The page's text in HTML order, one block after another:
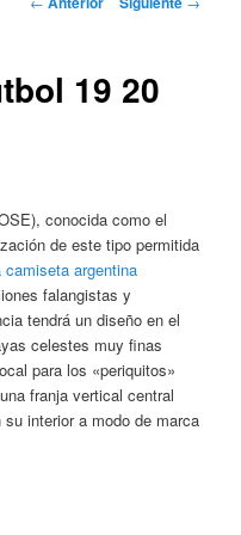
19 20
conocida como el
de este tipo permitida
camiseta argentina
falangistas y
tendrá un diseño en el
celestes muy finas
para los «periquitos»
franja vertical central
interior a modo de marca